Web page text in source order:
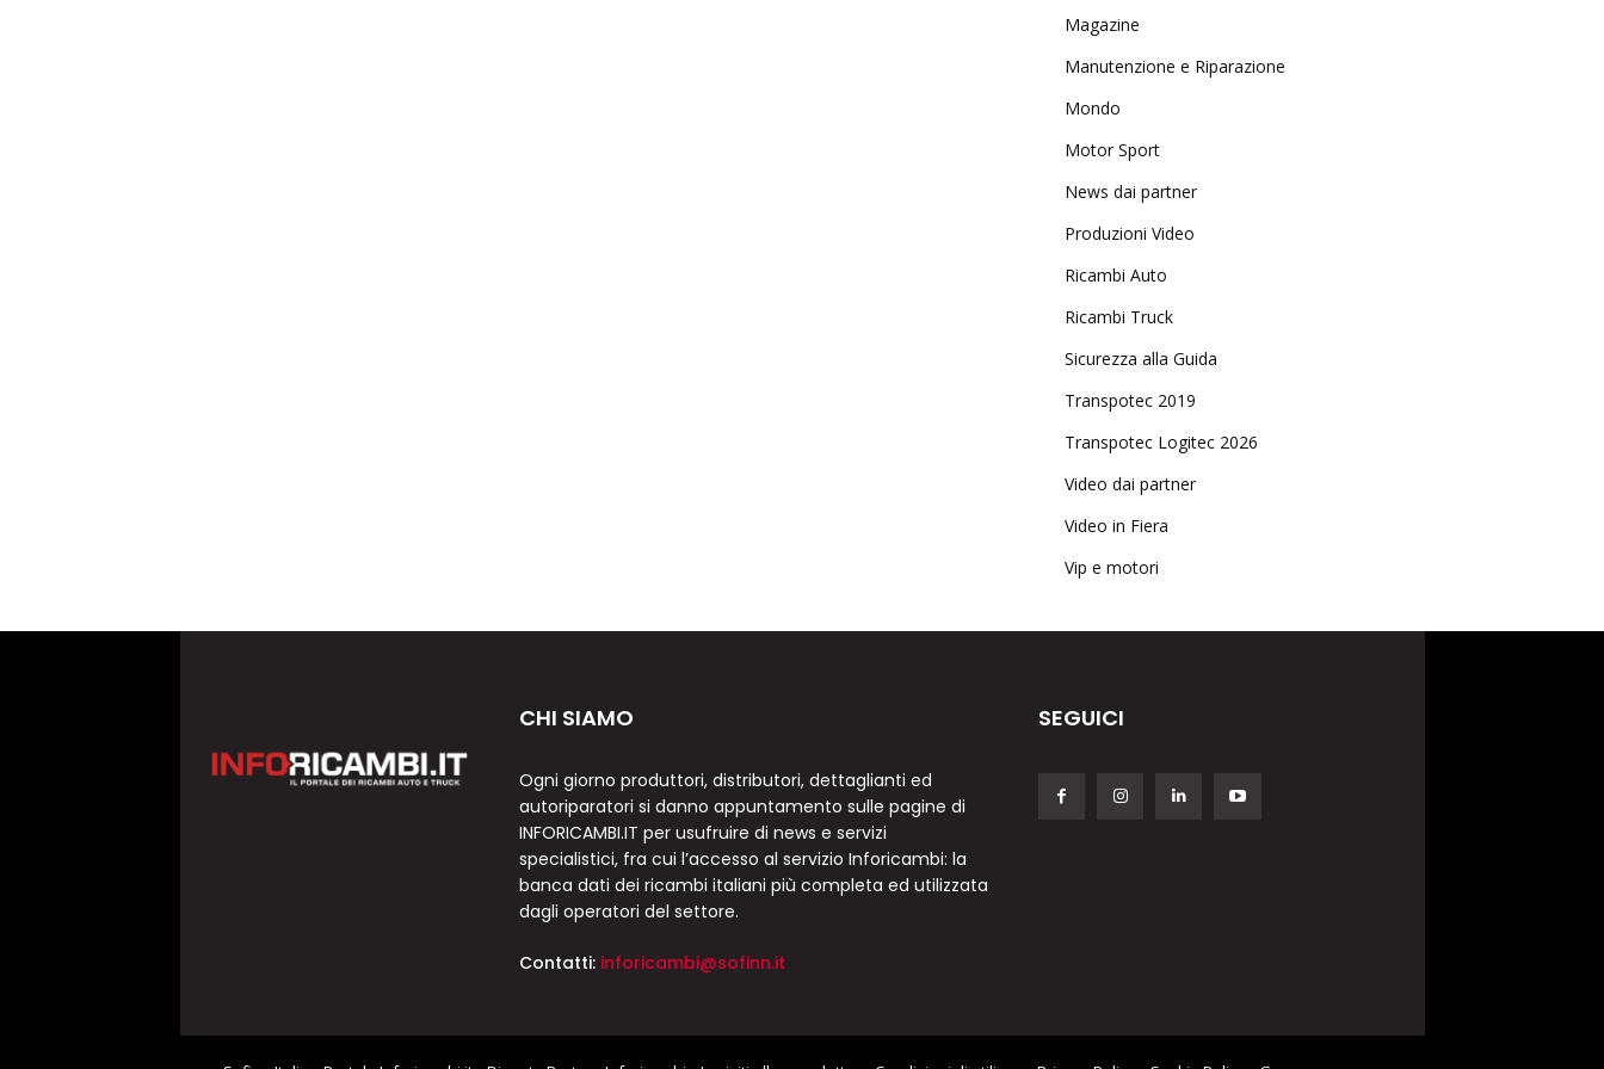
Magazine
Manutenzione e Riparazione
Mondo
Motor Sport
News dai partner
Produzioni Video
Ricambi Auto
Ricambi Truck
Sicurezza alla Guida
Transpotec 2019
Transpotec Logitec 2026
Video dai partner
Video in Fiera
Vip e motori
CHI SIAMO
Ogni giorno produttori, distributori, dettaglianti ed
autoriparatori si danno appuntamento sulle pagine di
INFORICAMBI.IT per usufruire di news e servizi
specialistici, fra cui l’accesso al servizio Inforicambi: la
banca dati dei ricambi italiani più completa ed utilizzata
dagli operatori del settore.
Contatti: inforicambi@sofinn.it
SEGUICI